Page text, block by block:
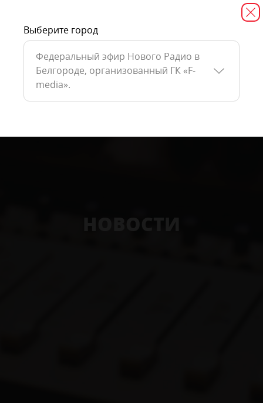
Выберите город
Федеральный эфир Нового Радио в
Белгороде, организованный ГК «F-
media».